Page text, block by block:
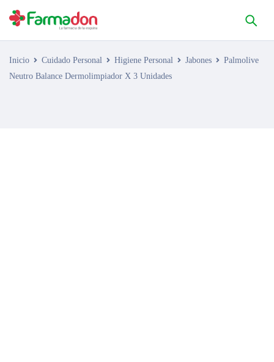
Inicio Cuidado Personal Higiene Personal Jabones
Palmolive
Neutro Balance Dermolimpiador X 3 Unidades